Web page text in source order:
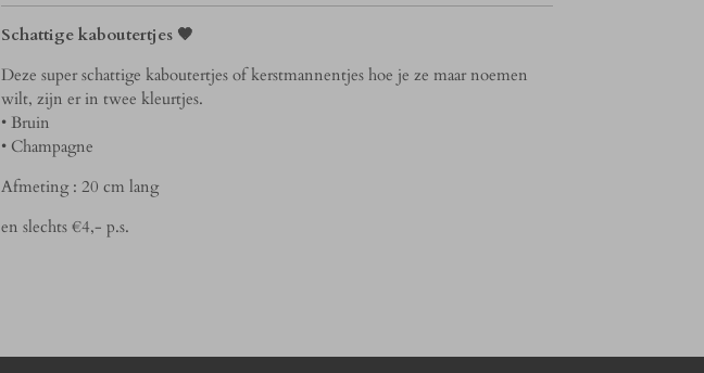
Schattige kaboutertjes 🤎
Deze super schattige kaboutertjes of kerstmannentjes hoe je ze maar noemen
wilt, zijn er in twee kleurtjes.
• Bruin
• Champagne
Afmeting : 20 cm lang
en slechts €4,- p.s.